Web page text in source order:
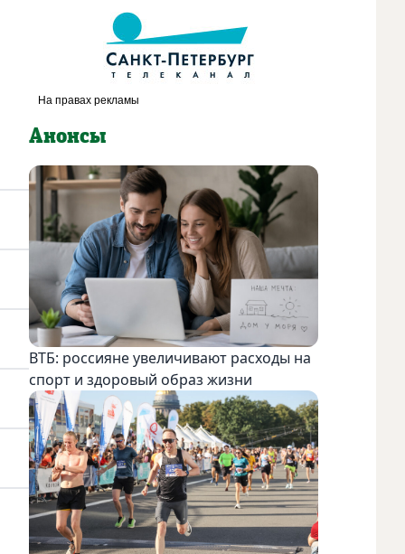
Анонсы
ВТБ: россияне увеличивают расходы на
спорт и здоровый образ жизни